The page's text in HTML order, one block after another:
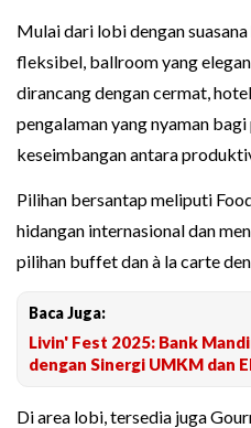
Mulai dari lobi dengan
fleksibel, ballroom yang
dirancang dengan cermat,
pengalaman yang nyaman
keseimbangan antara
Pilihan bersantap meliputi
hidangan internasional dan
pilihan buffet dan à la carte
Baca Juga:
Livin' Fest 2025: Bank
dengan Sinergi UMKM dan
Di area lobi, tersedia juga